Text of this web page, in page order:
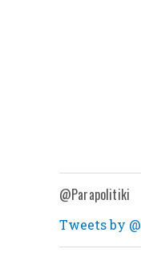
@Parapolitiki
Tweets by